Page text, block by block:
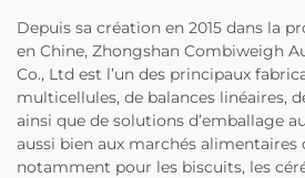
Depuis sa création en 2015 dans la
en Chine, Zhongshan Combiweigh
Co., Ltd est l’un des principaux
multicellules, de balances linéaires,
ainsi que de solutions d’emballage
aussi bien aux marchés alimentaires
notamment pour les biscuits, les